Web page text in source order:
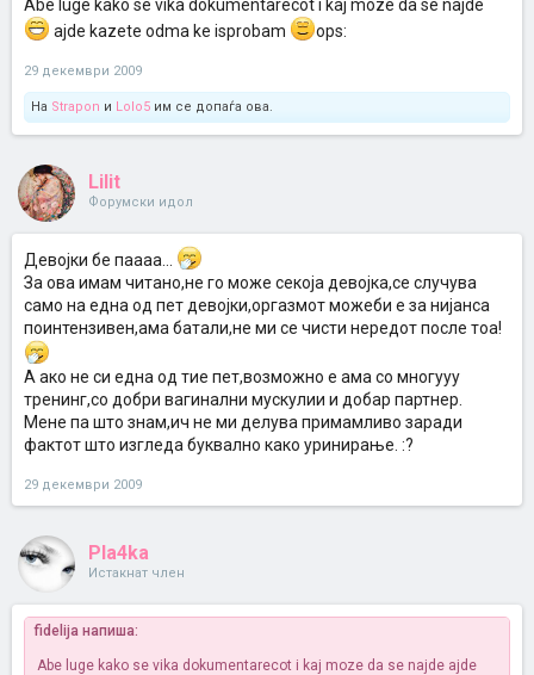
Abe luge kako se vika dokumentarecot i kaj moze da se najde
ajde kazete odma ke isprobam
ops:
29 декември 2009
На Strapon и Lolo5 им се допаѓа ова.
Lilit
Форумски идол
Девојки бе паааа...
За ова имам читано,не го може секоја девојка,се случува
само на една од пет девојки,оргазмот можеби е за нијанса
поинтензивен,ама батали,не ми се чисти нередот после тоа!
А ако не си една од тие пет,возможно е ама со многууу
тренинг,со добри вагинални мускулии и добар партнер.
Мене па што знам,ич не ми делува примамливо заради
фактот што изгледа буквално како уринирање. :?
29 декември 2009
Pla4ka
Истакнат член
fidelija напиша:
Abe luge kako se vika dokumentarecot i kaj moze da se najde ajde